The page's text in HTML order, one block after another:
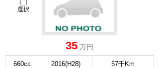
選択
35 万円
660cc 2016(H28) 57千Km